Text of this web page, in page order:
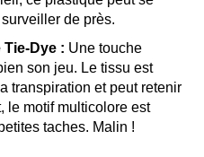
de près.
Dye : Une touche
son jeu. Le tissu est
transpiration et peut retenir
le motif multicolore est
taches. Malin !